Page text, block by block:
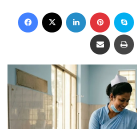
Facebook LinkedIn Pinterest
Share via Email